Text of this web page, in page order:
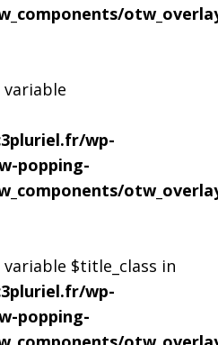
variable
wp-
popping-
variable $title_class in
wp-
popping-